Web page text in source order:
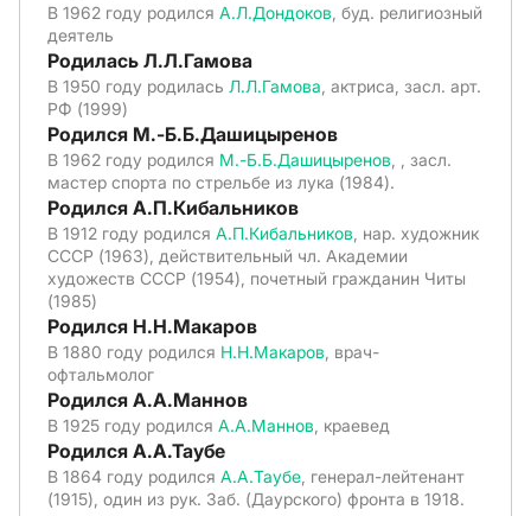
В 1962 году родился А.Л.Дондоков , буд. религиозный
деятель
Родилась Л.Л.Гамова
В 1950 году родилась Л.Л.Гамова , актриса, засл. арт.
РФ (1999)
Родился М.-Б.Б.Дашицыренов
В 1962 году родился М.-Б.Б.Дашицыренов , , засл.
мастер спорта по стрельбе из лука (1984).
Родился А.П.Кибальников
В 1912 году родился А.П.Кибальников , нар. художник
СССР (1963), действительный чл. Академии
художеств СССР (1954), почетный гражданин Читы
(1985)
Родился Н.Н.Макаров
В 1880 году родился Н.Н.Макаров , врач-
офтальмолог
Родился А.А.Маннов
В 1925 году родился А.А.Маннов , краевед
Родился А.А.Таубе
В 1864 году родился А.А.Таубе , генерал-лейтенант
(1915), один из рук. Заб. (Даурского) фронта в 1918.